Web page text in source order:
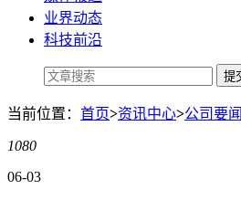
业界动态
科技前沿
当前位置： 首页>资讯中心>公司要闻
1080
06-03